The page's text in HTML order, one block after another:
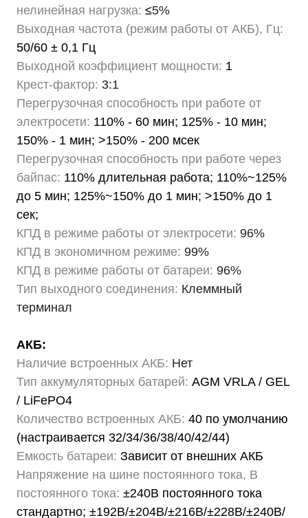
нелинейная нагрузка: ≤5%
Выходная частота (режим работы от АКБ), Гц:
50/60 ± 0,1 Гц
Выходной коэффициент мощности: 1
Крест-фактор: 3:1
Перегрузочная способность при работе от
электросети: 110% - 60 мин; 125% - 10 мин;
150% - 1 мин; >150% - 200 мсек
Перегрузочная способность при работе через
байпас: 110% длительная работа; 110%~125%
до 5 мин; 125%~150% до 1 мин; >150% до 1
сек;
КПД в режиме работы от электросети: 96%
КПД в экономичном режиме: 99%
КПД в режиме работы от батареи: 96%
Тип выходного соединения: Клеммный
терминал
АКБ:
Наличие встроенных АКБ: Нет
Тип аккумуляторных батарей: AGM VRLA / GEL
/ LiFePO4
Количество встроенных АКБ: 40 по умолчанию
(настраивается 32/34/36/38/40/42/44)
Емкость батареи: Зависит от внешних АКБ
Напряжение на шине постоянного тока, В
постоянного тока: ±240В постоянного тока
стандартно; ±192В/±204В/±216В/±228В/±240В/